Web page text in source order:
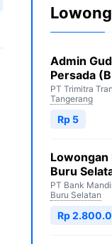
Admin
Persada
PT Trimitra
Tangerang
Rp 5
Lowongan
Buru
PT Bank
Buru Selatan
Rp